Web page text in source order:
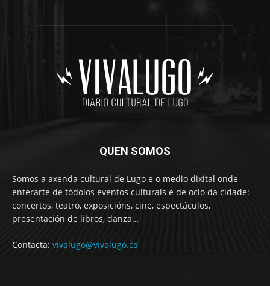
QUEN SOMOS
Somos a axenda cultural de Lugo e o medio dixital onde
enterarte de tódolos eventos culturais e de ocio da cidade:
concertos, teatro, exposicións, cine, espectáculos,
presentación de libros, danza…
Contacta: vivalugo@vivalugo.es